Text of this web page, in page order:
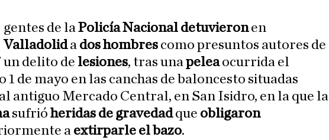
gentes de laPolicía Nacional detuvieronen
Valladolida dos hombres como presuntos autores de
un delito de lesiones, tras unapeleaocurrida el
1 de mayo en las canchas de baloncesto situadas
antiguo Mercado Central, en San Isidro, en la que la
sufrió heridas de gravedadque obligaron
a extirparle el bazo.